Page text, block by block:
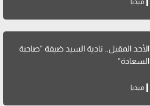
ميديا
الأحد المقبل.. نادية السيد ضيفة "صاحبة
السعادة"
ميديا